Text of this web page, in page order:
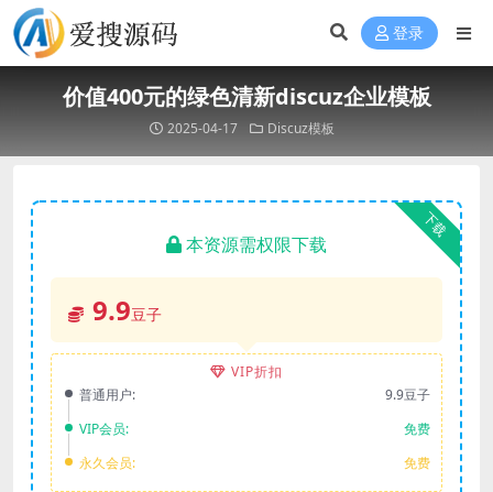
登录
价值400元的绿色清新discuz企业模板
2025-04-17 Discuz模板
下载
本资源需权限下载
9.9豆子
VIP折扣
普通用户:
9.9豆子
VIP会员:
免费
永久会员:
免费